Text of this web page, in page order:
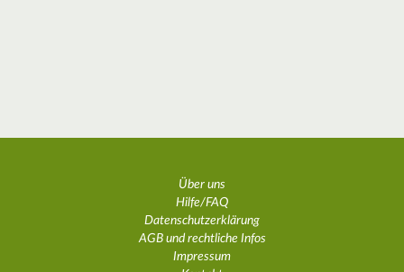
Über uns
Hilfe/FAQ
Datenschutzerklärung
AGB und rechtliche Infos
Impressum